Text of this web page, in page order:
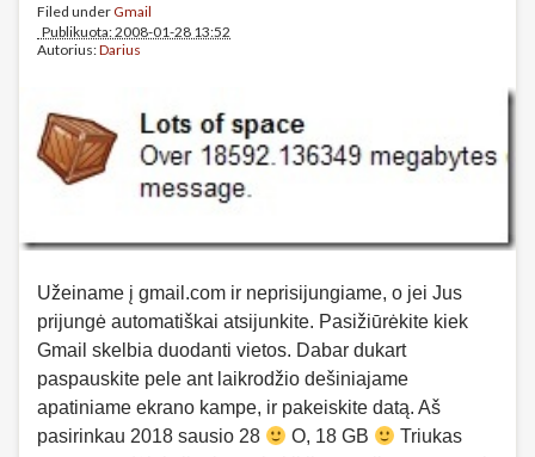
Filed underGmail
Publikuota: 2008-01-28 13:52
Autorius:Darius
Užeiname į gmail.com ir neprisijungiame, o jei Jus
prijungė automatiškai atsijunkite. Pasižiūrėkite kiek
Gmail skelbia duodanti vietos. Dabar dukart
paspauskite pele ant laikrodžio dešiniajame
apatiniame ekrano kampe, ir pakeiskite datą. Aš
pasirinkau 2018 sausio 28
O, 18 GB
Triukas